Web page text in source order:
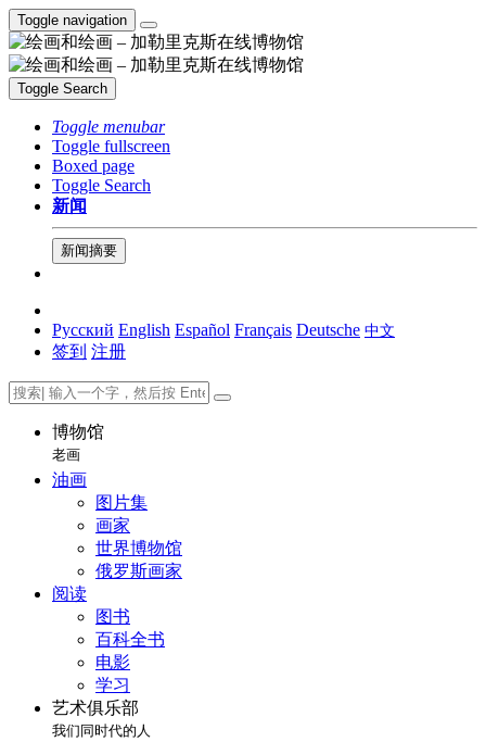
Toggle navigation
Toggle Search
Toggle menubar
Toggle fullscreen
Boxed page
Toggle Search
新闻
新闻摘要
Русский English Español Français Deutsche 中文
签到 注册
博物馆
老画
油画
图片集
画家
世界博物馆
俄罗斯画家
阅读
图书
百科全书
电影
学习
艺术俱乐部
我们同时代的人